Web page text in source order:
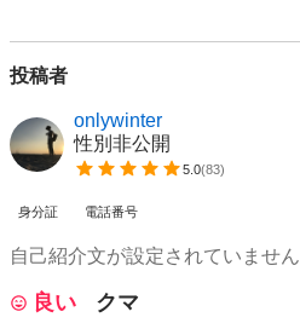
投稿者
onlywinter
性別非公開
5.0(83)
身分証 電話番号
自己紹介文が設定されていません
良い
クマ